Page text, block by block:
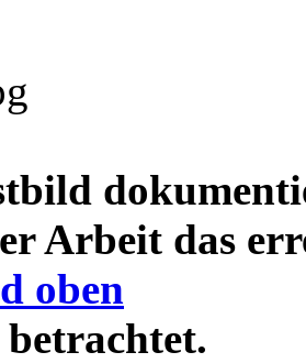
Arbeit das
oben